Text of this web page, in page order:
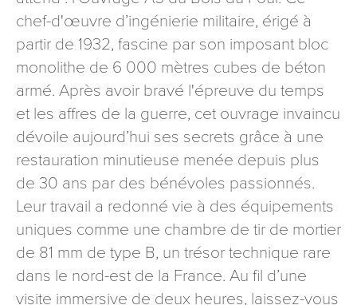
chef-d'œuvre d’ingénierie militaire, érigé à
partir de 1932, fascine par son imposant bloc
monolithe de 6 000 mètres cubes de béton
armé. Après avoir bravé l'épreuve du temps
et les affres de la guerre, cet ouvrage invaincu
dévoile aujourd’hui ses secrets grâce à une
restauration minutieuse menée depuis plus
de 30 ans par des bénévoles passionnés.
Leur travail a redonné vie à des équipements
uniques comme une chambre de tir de mortier
de 81 mm de type B, un trésor technique rare
dans le nord-est de la France. Au fil d’une
visite immersive de deux heures, laissez-vous
signé accompagné de la copie d’un titre d’identité à
l’adresse suivante : Meurthe & Moselle Tourisme - 48
esplanade Jacques-Baudot CO 90019 54035 NANCY
cedex
reCAPTCHA